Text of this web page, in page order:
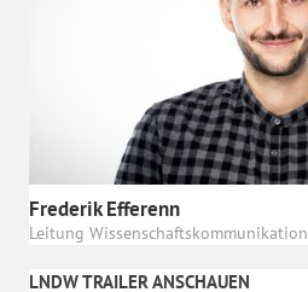
Frederik Efferenn
Leitung Wissenschaftskommunikation
LNDW TRAILER ANSCHAUEN